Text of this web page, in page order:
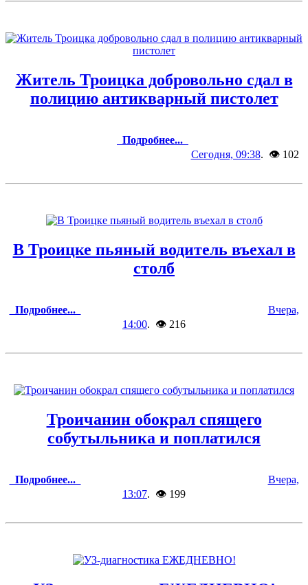
Житель Троицка добровольно сдал в
полицию антикварный пистолет
Подробнее...
Сегодня, 09:38. 👁 102
В Троицке пьяный водитель въехал в
столб
Подробнее...
Вчера,
14:00. 👁 216
Троичанин обокрал спящего
собутыльника и поплатился
Подробнее...
Вчера,
13:07. 👁 199